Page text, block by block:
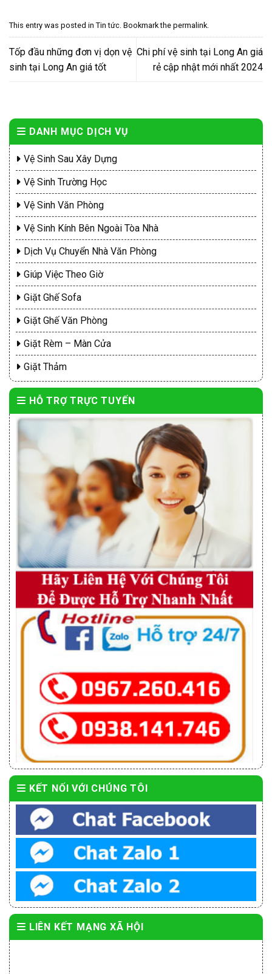
This entry was posted in Tin tức. Bookmark the permalink.
Tốp đầu những đơn vị dọn vệ
sinh tại Long An giá tốt
Chi phí vệ sinh tại Long An giá
rẻ cập nhật mới nhất 2024
DANH MỤC DỊCH VỤ
Vệ Sinh Sau Xây Dựng
Vệ Sinh Trường Học
Vệ Sinh Văn Phòng
Vệ Sinh Kính Bên Ngoài Tòa Nhà
Dịch Vụ Chuyển Nhà Văn Phòng
Giúp Việc Theo Giờ
Giặt Ghế Sofa
Giặt Ghế Văn Phòng
Giặt Rèm – Màn Cửa
Giặt Thảm
HỖ TRỢ TRỰC TUYẾN
KẾT NỐI VỚI CHÚNG TÔI
LIÊN KẾT MẠNG XÃ HỘI